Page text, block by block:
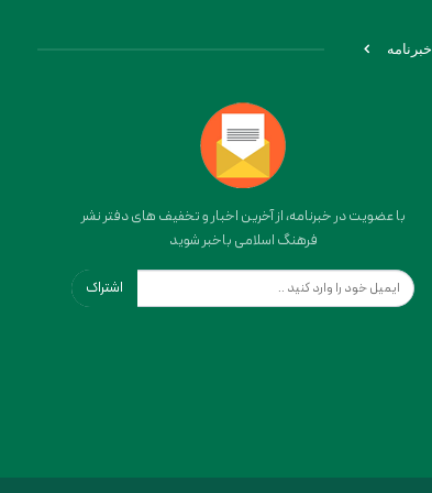
خبرنامه
با عضویت در خبرنامه، از آخرین اخبار و تخفیف های دفتر نشر
فرهنگ اسلامی باخبر شوید
اشتراک